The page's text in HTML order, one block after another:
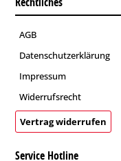
AGB
Datenschutzerklärung
Impressum
Widerrufsrecht
Vertrag widerrufen
Service Hotline